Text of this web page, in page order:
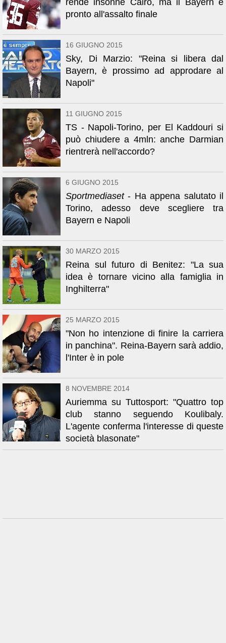
rende insonne Cairo, ma il Bayern è
pronto all'assalto finale
16 GIUGNO 2015
Sky, Di Marzio: "Reina si libera dal
Bayern, è prossimo ad approdare al
Napoli"
11 GIUGNO 2015
TS - Napoli-Torino, per El Kaddouri si
può chiudere a 4mln: anche Darmian
rientrerà nell'accordo?
6 GIUGNO 2015
Sportmediaset- Ha appena salutato il
Torino, adesso deve scegliere tra
Bayern e Napoli
30 MARZO 2015
Reina sul futuro di Benitez: "La sua
idea è tornare vicino alla famiglia in
Inghilterra"
25 MARZO 2015
"Non ho intenzione di finire la carriera
in panchina". Reina-Bayern sarà addio,
l'Inter è in pole
8 NOVEMBRE 2014
Auriemma su Tuttosport: "Quattro top
club stanno seguendo Koulibaly.
L'agente conferma l'interesse di queste
società blasonate"